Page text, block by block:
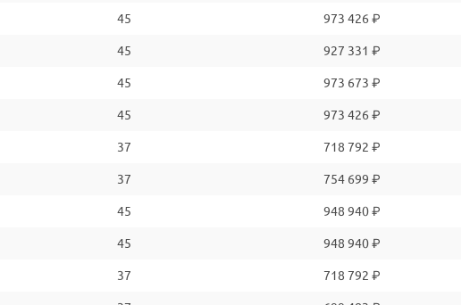
45 973 426 ₽
45 927 331 ₽
45 973 673 ₽
45 973 426 ₽
37 718 792 ₽
37 754 699 ₽
45 948 940 ₽
45 948 940 ₽
37 718 792 ₽